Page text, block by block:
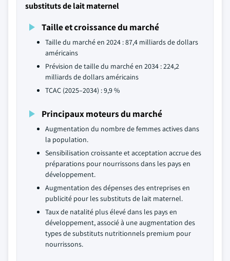
substituts de lait maternel
Taille et croissance du marché
Taille du marché en 2024 : 87,4 milliards de dollars
américains
Prévision de taille du marché en 2034 : 224,2
milliards de dollars américains
TCAC (2025–2034) : 9,9 %
Principaux moteurs du marché
Augmentation du nombre de femmes actives dans
la population.
Sensibilisation croissante et acceptation accrue des
préparations pour nourrissons dans les pays en
développement.
Augmentation des dépenses des entreprises en
publicité pour les substituts de lait maternel.
Taux de natalité plus élevé dans les pays en
développement, associé à une augmentation des
types de substituts nutritionnels premium pour
nourrissons.